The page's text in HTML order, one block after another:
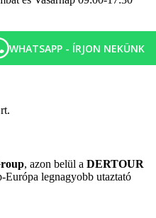
(ingyenes) és széffel (ingyenes),
légkondicionálóval
néző, Teraszos):
(ingyenes) és széffel (ingyenes),
légkondicionálóval
WHATSAPP - ÍRJON NEKÜNK
, azon belül a DERTOUR
legnagyobb utaztató